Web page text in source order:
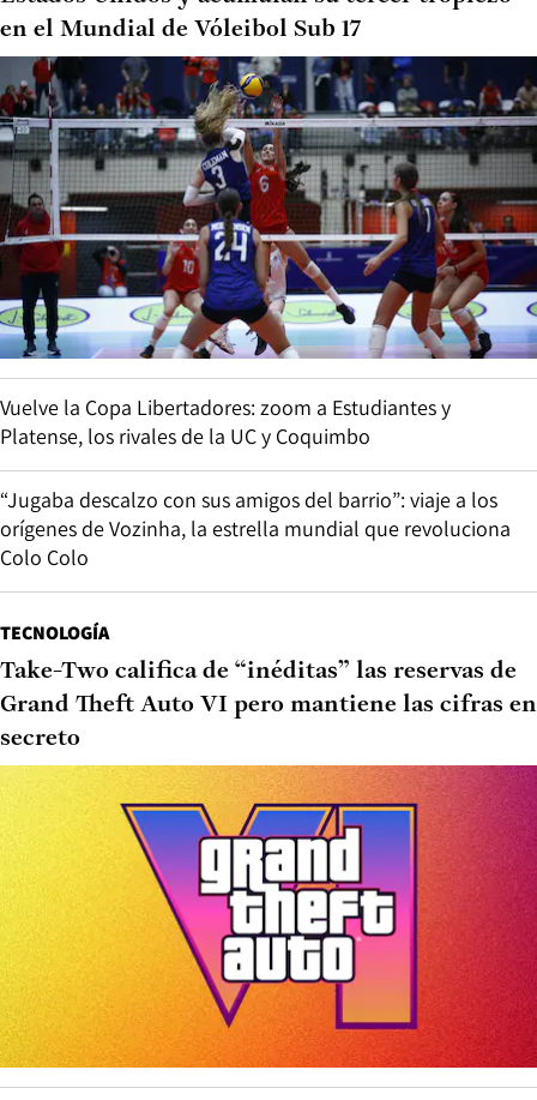
en el Mundial de Vóleibol Sub 17
Vuelve la Copa Libertadores: zoom a Estudiantes y
Platense, los rivales de la UC y Coquimbo
“Jugaba descalzo con sus amigos del barrio”: viaje a los
orígenes de Vozinha, la estrella mundial que revoluciona
Colo Colo
TECNOLOGÍA
Take-Two califica de “inéditas” las reservas de
Grand Theft Auto VI pero mantiene las cifras en
secreto